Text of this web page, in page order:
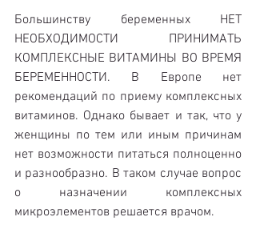
Большинству беременных НЕТ
НЕОБХОДИМОСТИ ПРИНИМАТЬ
КОМПЛЕКСНЫЕ ВИТАМИНЫ ВО ВРЕМЯ
БЕРЕМЕННОСТИ. В Европе нет
рекомендаций по приему комплексных
витаминов. Однако бывает и так, что у
женщины по тем или иным причинам
нет возможности питаться полноценно
и разнообразно. В таком случае вопрос
о назначении комплексных
микроэлементов решается врачом.